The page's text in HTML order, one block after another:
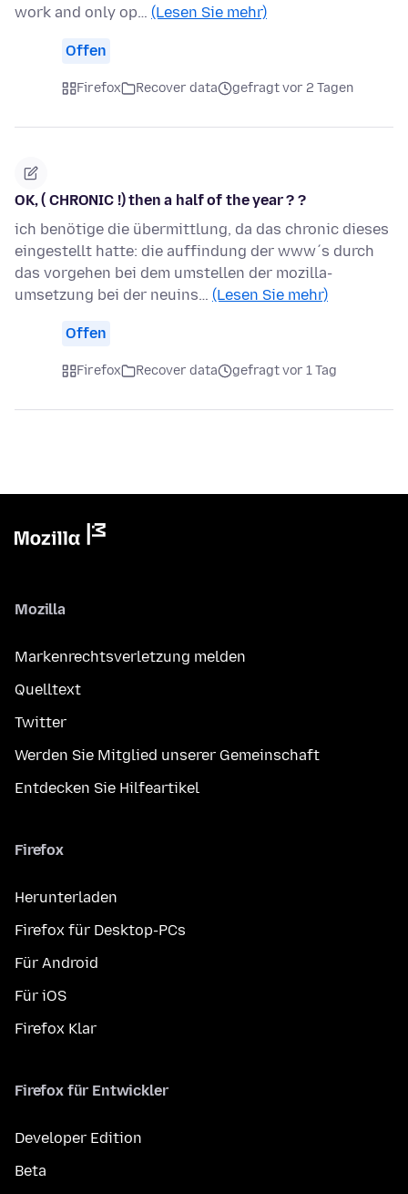
work and only op… (Lesen Sie mehr)
Offen
Firefox Recover data gefragt vor 2 Tagen
OK, ( CHRONIC !) then a half of the year ? ?
ich benötige die übermittlung, da das chronic dieses
eingestellt hatte: die auffindung der www´s durch
das vorgehen bei dem umstellen der mozilla-
umsetzung bei der neuins… (Lesen Sie mehr)
Offen
Firefox Recover data gefragt vor 1 Tag
Mozilla
Markenrechtsverletzung melden
Quelltext
Twitter
Werden Sie Mitglied unserer Gemeinschaft
Entdecken Sie Hilfeartikel
Firefox
Herunterladen
Firefox für Desktop-PCs
Für Android
Für iOS
Firefox Klar
Firefox für Entwickler
Developer Edition
Beta